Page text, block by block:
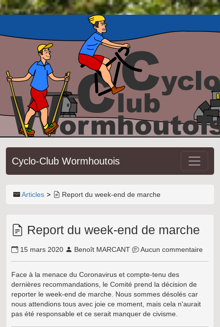
Cyclo-Club Wormhoutois
Articles Report du week-end de marche
Report du week-end de marche
15 mars 2020 Benoît MARCANT Aucun commentaire
Face à la menace du Coronavirus et compte-tenu des
dernières recommandations, le Comité prend la décision de
reporter le week-end de marche. Nous sommes désolés car
nous attendions tous avec joie ce moment, mais cela n'aurait
pas été responsable et ce serait manquer de civisme.